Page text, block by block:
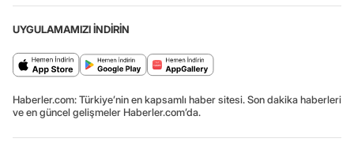
UYGULAMAMIZI İNDİRİN
Haberler.com: Türkiye’nin en kapsamlı haber sitesi. Son dakika haberleri
ve en güncel gelişmeler Haberler.com’da.